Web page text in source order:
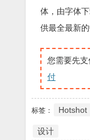
体，由字体
供最全最新
您需要先支
付
标签： Hotshot
设计